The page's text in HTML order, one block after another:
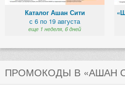
Каталог Ашан Сити
с 6 по 19 августа
еще 1 неделя, 6 дней
ПРОМОКОДЫ В «АШАН